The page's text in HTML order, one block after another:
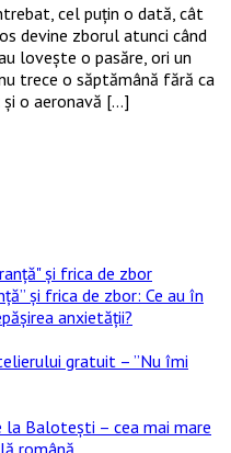
cel puțin o dată, cât
devine zborul atunci când
lovește o pasăre, ori un
trece o săptămână fără ca
o aeronavă […]
și frica de zbor: Ce au în
anxietății?
gratuit – ”Nu îmi
la Balotești – cea mai mare